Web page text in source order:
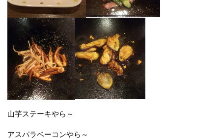
山芋ステーキやら～
アスパラベーコンやら～